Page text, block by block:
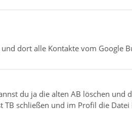
dort alle Kontakte vom Google
du ja die alten AB löschen und
TB schließen und im Profil die